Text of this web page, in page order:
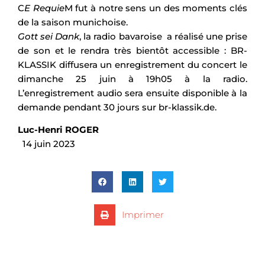
CE RequieM fut à notre sens un des moments clés
de la saison munichoise.
Gott sei Dank, la radio bavaroise a réalisé une prise
de son et le rendra très bientôt accessible : BR-
KLASSIK diffusera un enregistrement du concert le
dimanche 25 juin à 19h05 à la radio.
L’enregistrement audio sera ensuite disponible à la
demande pendant 30 jours sur br-klassik.de.
Luc-Henri ROGER
14 juin 2023
Imprimer